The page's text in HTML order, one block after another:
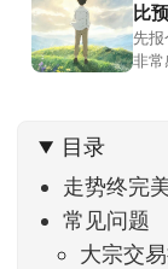
比
先报
非常
去相
目录
走势终完
常见问题
大宗交